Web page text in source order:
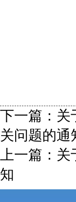
下一篇： 关
关问题的通
上一篇： 关
知